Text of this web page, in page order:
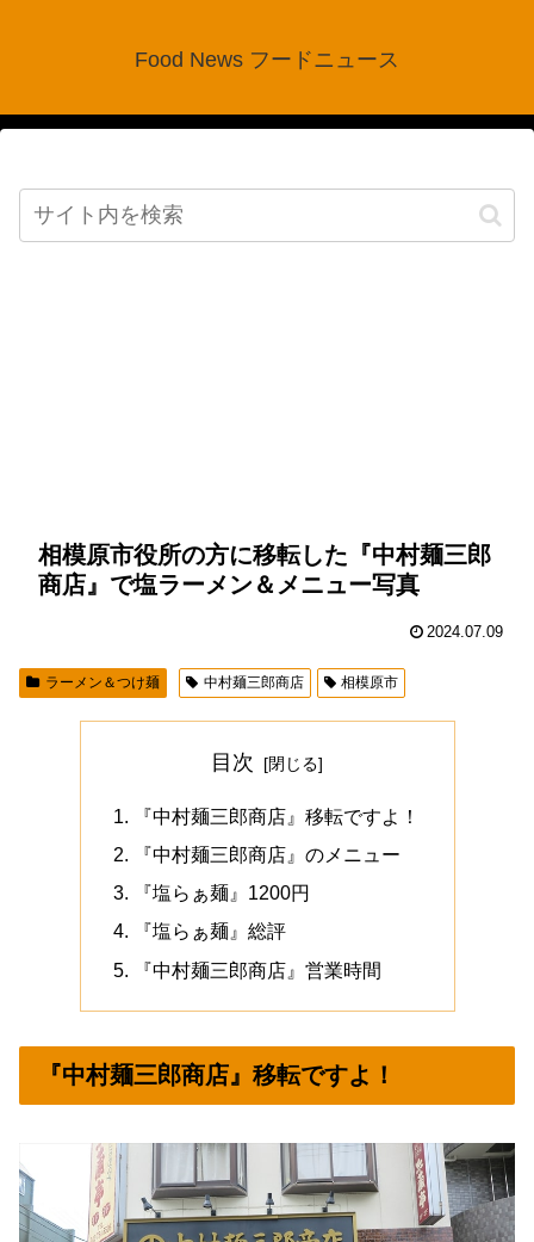
Food News フードニュース
相模原市役所の方に移転した『中村麺三郎
商店』で塩ラーメン＆メニュー写真
2024.07.09
ラーメン＆つけ麺 中村麺三郎商店 相模原市
目次
『中村麺三郎商店』移転ですよ！
『中村麺三郎商店』のメニュー
『塩らぁ麺』1200円
『塩らぁ麺』総評
『中村麺三郎商店』営業時間
『中村麺三郎商店』移転ですよ！